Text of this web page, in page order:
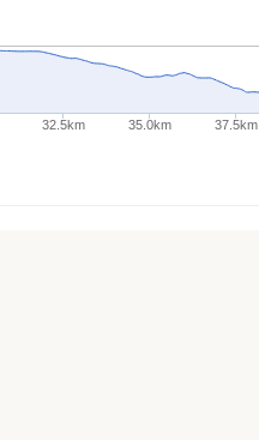
32.5km 35.0km 37.5km